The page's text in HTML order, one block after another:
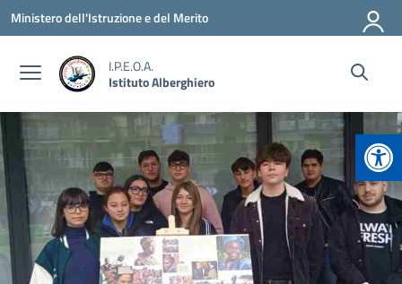
Vai ai contenuti
Vai al menu di navigazione
Vai al footer
Ministero dell'Istruzione e del Merito
I.P.E.O.A.
Istituto Alberghiero